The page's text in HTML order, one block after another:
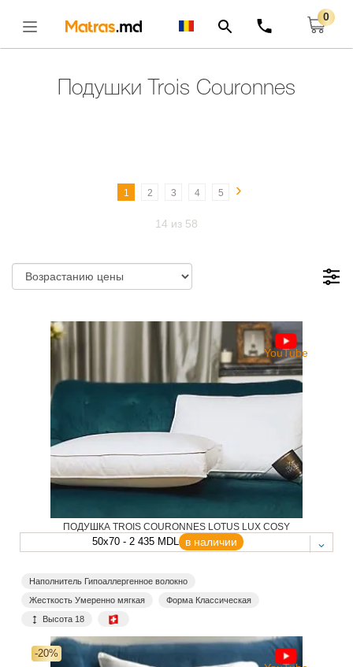
0
Подушки Trois Couronnes
1 2 3 4 5 ›
14 из 58
YouTube
ПОДУШКА TROIS COURONNES LOTUS LUX COSY
50x70 - 2 435 MDL в наличии
Наполнитель Гипоаллергенное волокно
Жесткость Умеренно мягкая
Форма Классическая
Высота 18
-20%